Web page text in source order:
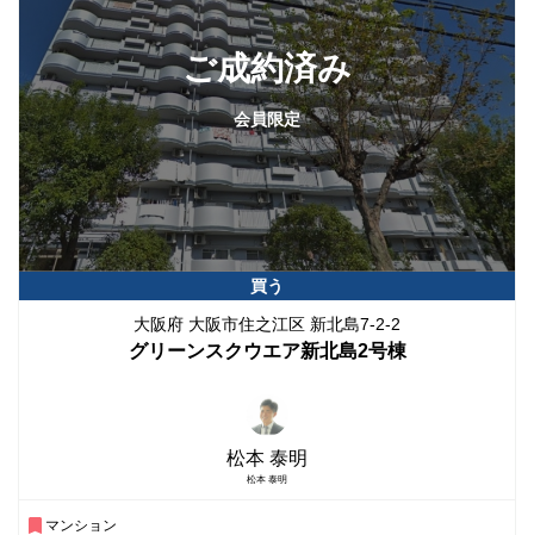
ご成約済み
会員限定
買う
大阪府 大阪市住之江区 新北島7-2-2
グリーンスクウエア新北島2号棟
松本 泰明
松本 泰明
マンション